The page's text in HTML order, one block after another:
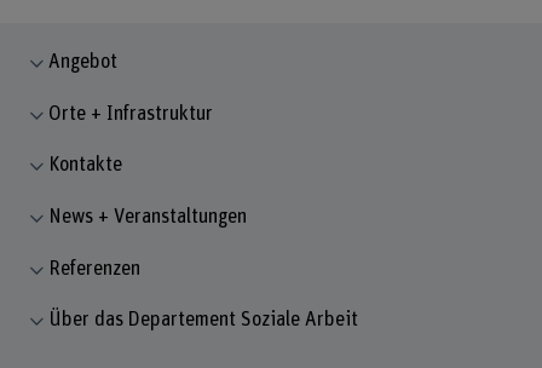
Angebot
Orte + Infrastruktur
Kontakte
News + Veranstaltungen
Referenzen
Über das Departement Soziale Arbeit